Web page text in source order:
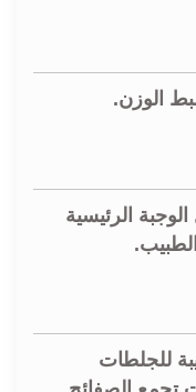
الوزن.
الرئيسية
للجلطات